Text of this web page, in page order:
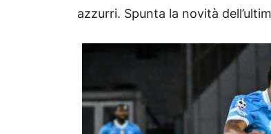
azzurri. Spunta la novità